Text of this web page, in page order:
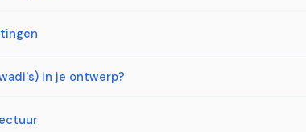
in je ontwerp?